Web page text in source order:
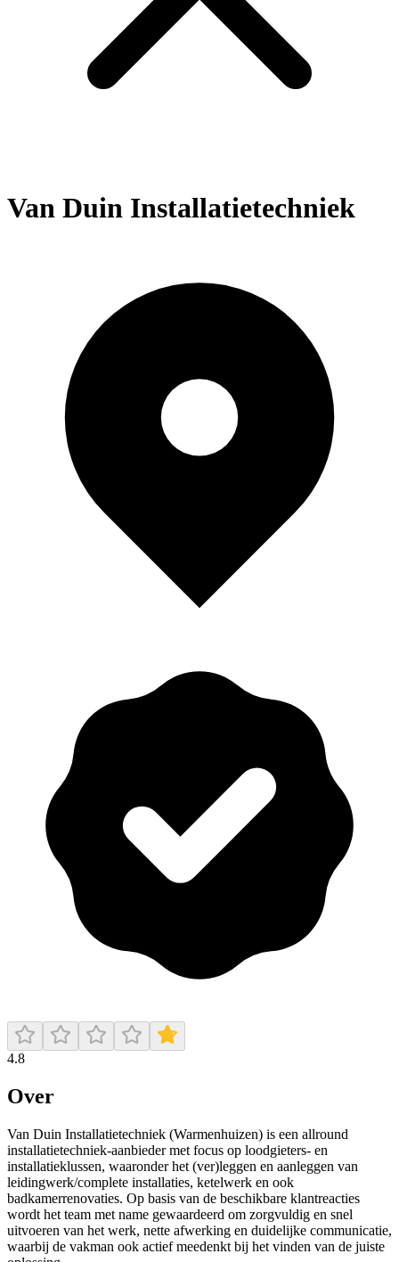
Van Duin Installatietechniek
4.8
Over
Van Duin Installatietechniek (Warmenhuizen) is een allround
installatietechniek-aanbieder met focus op loodgieters- en
installatieklussen, waaronder het (ver)leggen en aanleggen van
leidingwerk/complete installaties, ketelwerk en ook
badkamerrenovaties. Op basis van de beschikbare klantreacties
wordt het team met name gewaardeerd om zorgvuldig en snel
uitvoeren van het werk, nette afwerking en duidelijke communicatie,
waarbij de vakman ook actief meedenkt bij het vinden van de juiste